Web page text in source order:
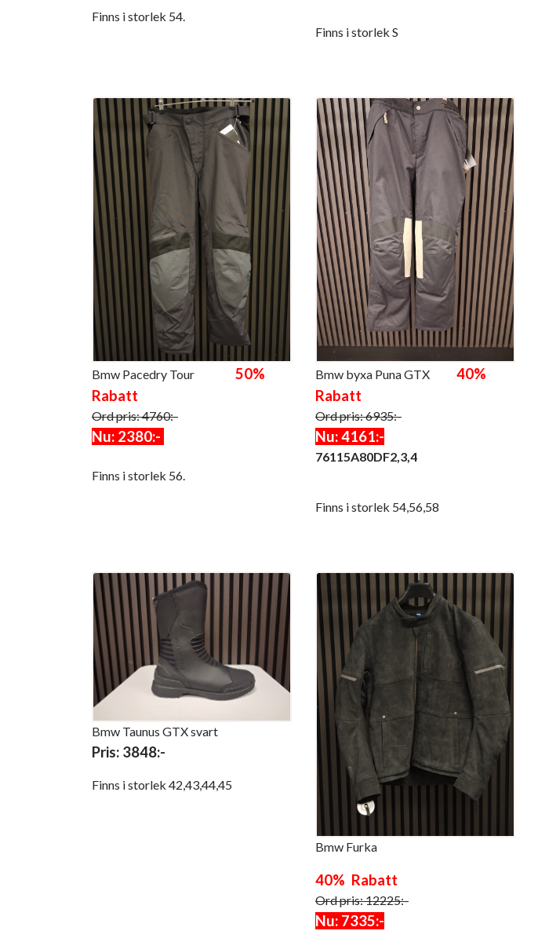
Finns i storlek 54.
Finns i storlek S
Bmw Pacedry Tour
50%
Rabatt
Ord pris: 4760:-
Nu: 2380:-
Finns i storlek 56.
Bmw byxa Puna GTX
40%
Rabatt
Ord pris: 6935:-
Nu: 4161:-
76115A80DF2,3,4
Finns i storlek 54,56,58
Bmw Taunus GTX svart
Pris: 3848:-
Finns i storlek 42,43,44,45
Bmw Furka
40% Rabatt
Ord pris: 12225:-
Nu: 7335:-